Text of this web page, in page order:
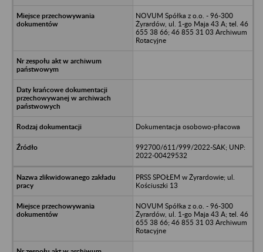
NOVUM Spółka z o.o. - 96-300
Żyrardów, ul. 1-go Maja 43 A; tel. 46
655 38 66; 46 855 31 03 Archiwum
Rotacyjne
Dokumentacja osobowo-płacowa
992700/611/999/2022-SAK; UNP:
2022-00429532
PRSS SPOŁEM w Żyrardowie; ul.
Kościuszki 13
NOVUM Spółka z o.o. - 96-300
Żyrardów, ul. 1-go Maja 43 A; tel. 46
655 38 66; 46 855 31 03 Archiwum
Rotacyjne